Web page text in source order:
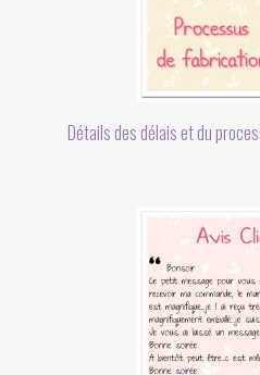
Détails des délais et du